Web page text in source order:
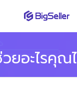
วยอะไรคุ